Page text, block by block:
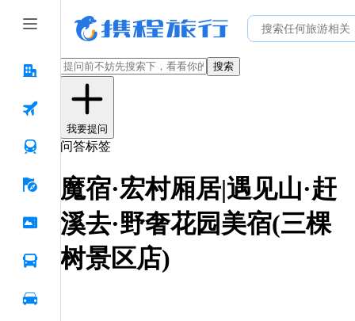
搜索
我要提问
问答标签
魔宿·宏村厢居|遇见山·赶
溪去·野奢花园美宿(三棵
树景区店)